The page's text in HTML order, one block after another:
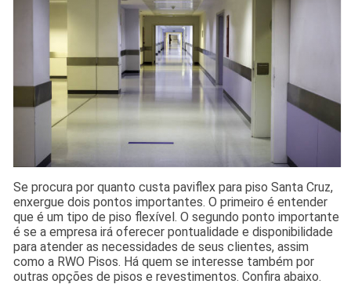
Se procura por quanto custa paviflex para piso Santa Cruz,
enxergue dois pontos importantes. O primeiro é entender
que é um tipo de piso flexível. O segundo ponto importante
é se a empresa irá oferecer pontualidade e disponibilidade
para atender as necessidades de seus clientes, assim
como a RWO Pisos. Há quem se interesse também por
outras opções de pisos e revestimentos. Confira abaixo.